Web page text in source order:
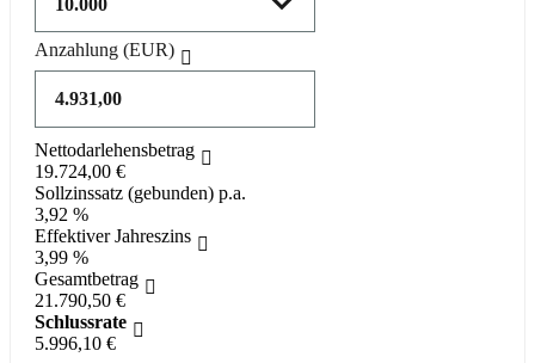
Anzahlung (EUR)
Nettodarlehensbetrag
19.724,00 €
Sollzinssatz (gebunden) p.a.
3,92 %
Effektiver Jahreszins
3,99 %
Gesamtbetrag
21.790,50 €
Schlussrate
5.996,10 €